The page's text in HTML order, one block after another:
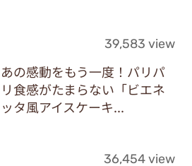
39,583 view
あの感動をもう一度！パリパ
リ食感がたまらない「ビエネ
ッタ風アイスケーキ...
36,454 view